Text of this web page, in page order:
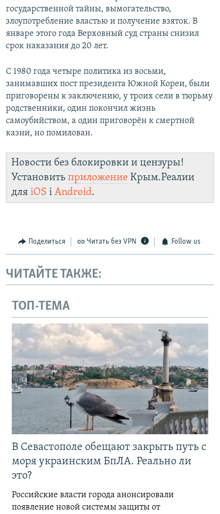
государственной тайны, вымогательство,
злоупотребление властью и получение взяток. В
январе этого года Верховный суд страны снизил
срок наказания до 20 лет.
С 1980 года четыре политика из восьми,
занимавших пост президента Южной Кореи, были
приговорены к заключению, у троих сели в тюрьму
родственники, один покончил жизнь
самоубийством, а один приговорён к смертной
казни, но помилован.
Новости без блокировки и цензуры!
Установить приложение Крым.Реалии
для iOS і Android.
Поделиться Читать без VPN Follow us
ЧИТАЙТЕ ТАКЖЕ:
ТОП-ТЕМА
В Севастополе обещают закрыть путь с
моря украинским БпЛА. Реально ли
это?
Российские власти города анонсировали
появление новой системы защиты от